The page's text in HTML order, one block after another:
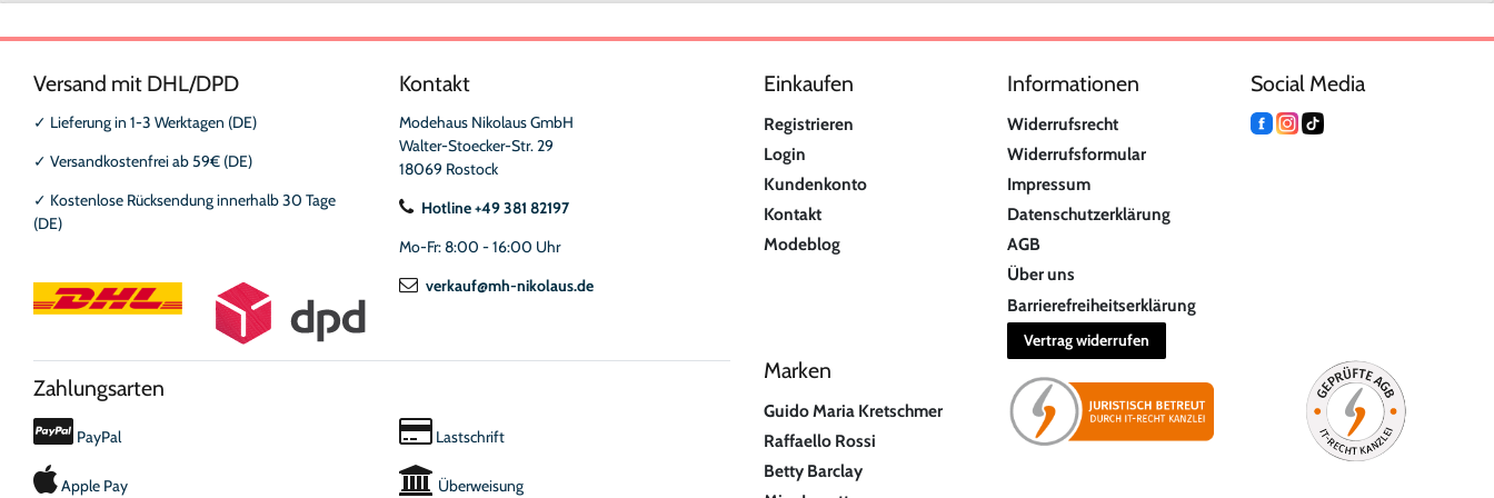
Versand mit DHL/DPD
✓ Lieferung in 1-3 Werktagen (DE)
✓ Versandkostenfrei ab 59€ (DE)
✓ Kostenlose Rücksendung innerhalb 30 Tage
(DE)
Kontakt
Modehaus Nikolaus GmbH
Walter-Stoecker-Str. 29
18069 Rostock
Hotline +49 381 82197
Mo-Fr: 8:00 - 16:00 Uhr
verkauf@mh-nikolaus.de
Zahlungsarten
PayPal
Apple Pay
Lastschrift
Überweisung
Einkaufen
Registrieren
Login
Kundenkonto
Kontakt
Modeblog
Informationen
Widerrufsrecht
Widerrufsformular
Impressum
Datenschutzerklärung
AGB
Über uns
Barrierefreiheitserklärung
Vertrag widerrufen
Social Media
Marken
Guido Maria Kretschmer
Raffaello Rossi
Betty Barclay